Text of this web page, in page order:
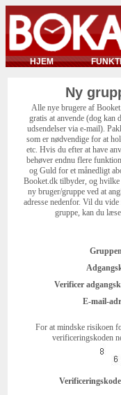
HJEM
Ny
Alle nye brugere af
gratis at anvende (dog kan
udsendelser via e-mail).
som er nødvendige for at
etc. Hvis du efter at have
behøver endnu flere
og Guld for et månedligt
Booket.dk tilbyder, og
ny bruger/gruppe ved at
adresse nedenfor. Vil du
gruppe, kan du
Verificer
E-mail-
For at mindske risikoen
verificeringskoden